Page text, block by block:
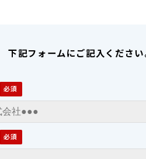
下記フォームにご記入ください